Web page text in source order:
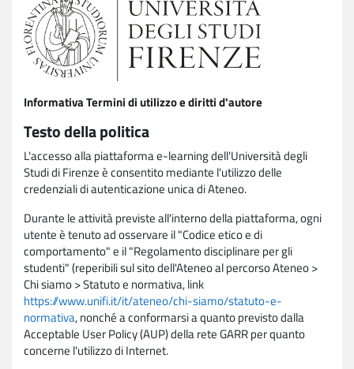
Informativa Termini di utilizzo e diritti d'autore
Testo della politica
L'accesso alla piattaforma e-learning dell'Università degli
Studi di Firenze è consentito mediante l'utilizzo delle
credenziali di autenticazione unica di Ateneo.
Durante le attività previste all'interno della piattaforma, ogni
utente è tenuto ad osservare il "Codice etico e di
comportamento" e il "Regolamento disciplinare per gli
studenti" (reperibili sul sito dell'Ateneo al percorso Ateneo >
Chi siamo > Statuto e normativa, link
https://www.unifi.it/it/ateneo/chi-siamo/statuto-e-
normativa, nonché a conformarsi a quanto previsto dalla
Acceptable User Policy (AUP) della rete GARR per quanto
concerne l'utilizzo di Internet.